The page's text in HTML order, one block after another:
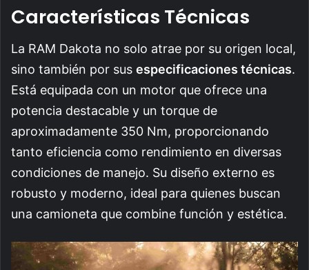
Características Técnicas
La RAM Dakota no solo atrae por su origen local,
sino también por sus especificaciones técnicas.
Está equipada con un motor que ofrece una
potencia destacable y un torque de
aproximadamente 350 Nm, proporcionando
tanto eficiencia como rendimiento en diversas
condiciones de manejo. Su diseño externo es
robusto y moderno, ideal para quienes buscan
una camioneta que combine función y estética.